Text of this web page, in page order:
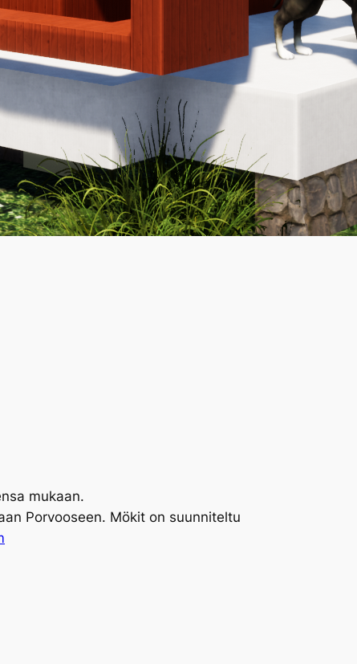
mukaan.
Porvooseen. Mökit on suunniteltu